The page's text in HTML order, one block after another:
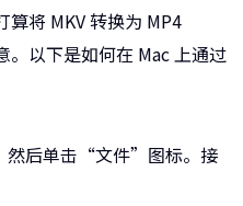
将 MKV 转换为 MP4
。以下是如何在 Mac 上通过
然后单击“文件”图标。接